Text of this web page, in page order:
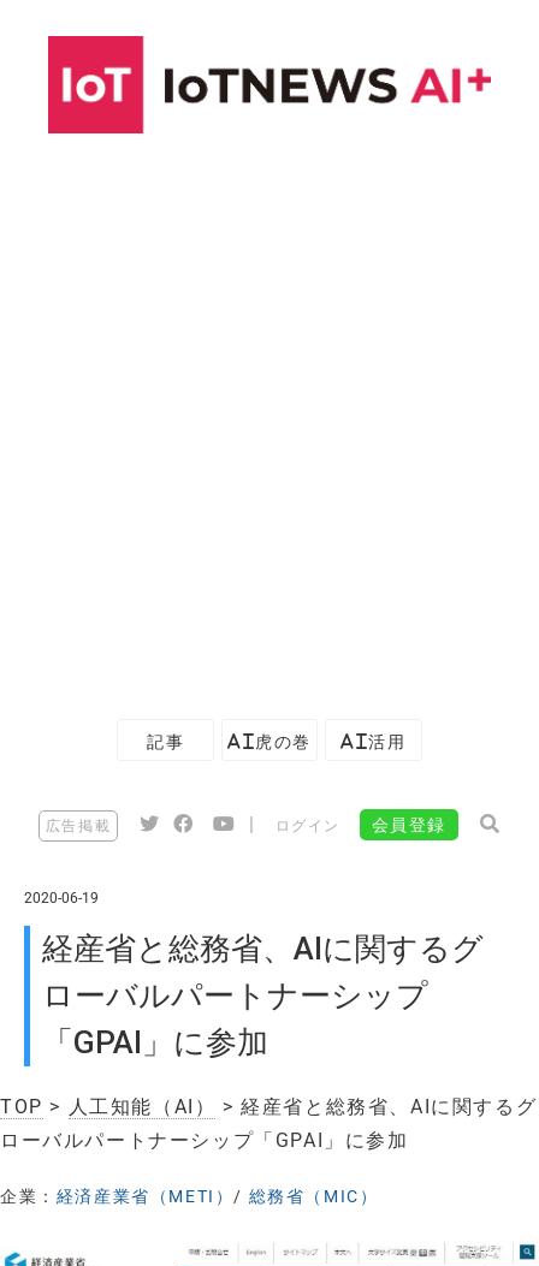
記事 AI虎の巻 AI活用
広告掲載 ログイン 会員登録
2020-06-19
経産省と総務省、AIに関するグ
ローバルパートナーシップ
「GPAI」に参加
TOP > 人工知能（AI）
> 経産省と総務省、AIに関するグ
ローバルパートナーシップ「GPAI」に参加
企業： 経済産業省（METI）/ 総務省（MIC）